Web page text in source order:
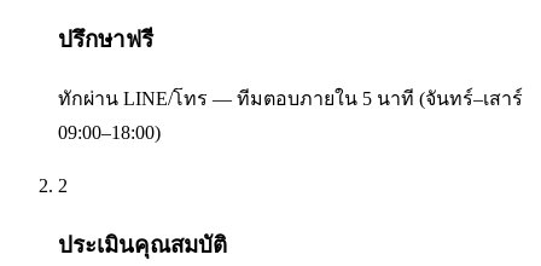
ปรึกษาฟรี
ทักผ่าน LINE/โทร — ทีมตอบภายใน 5 นาที (จันทร์–เสาร์
09:00–18:00)
2
ประเมินคุณสมบัติ